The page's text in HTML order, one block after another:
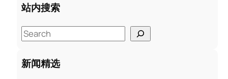
站内搜索
S
e
a
r
新闻精选